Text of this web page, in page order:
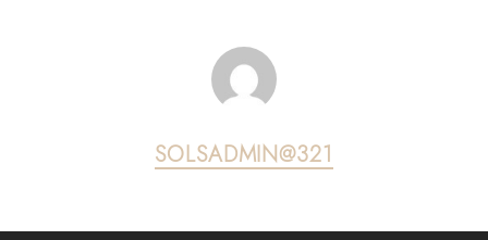
SOLSADMIN@321